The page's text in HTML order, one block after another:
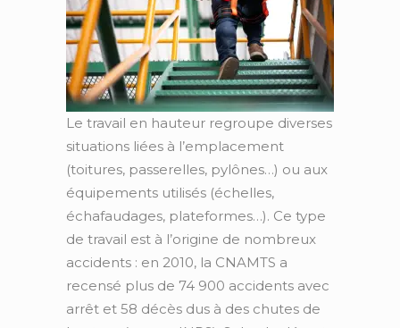
Le travail en hauteur regroupe diverses
situations liées à l’emplacement
(toitures, passerelles, pylônes…) ou aux
équipements utilisés (échelles,
échafaudages, plateformes…). Ce type
de travail est à l’origine de nombreux
accidents : en 2010, la CNAMTS a
recensé plus de 74 900 accidents avec
arrêt et 58 décès dus à des chutes de